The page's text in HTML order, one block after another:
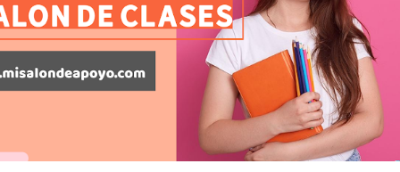
finalidad de que elaboramos un plan de intervención adecuado para
atender las necesidades que nuestro grupo requiera de acuerdo a los
resultados del examen trimestral que apliquemos. Sin mas que decir les
damos las gracias para seguir apoyándonos en este nuevo blog
educativo y gracias por su preferencia. Recuerden que todo material